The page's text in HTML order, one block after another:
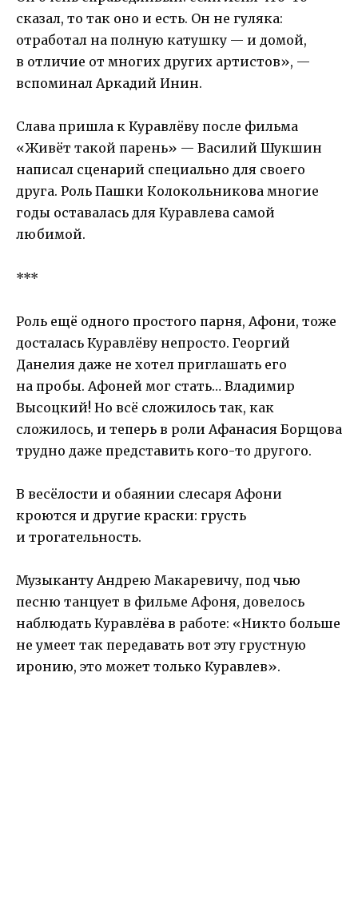
сказал, то так оно и есть. Он не гуляка:
отработал на полную катушку — и домой,
в отличие от многих других артистов», —
вспоминал Аркадий Инин.
Слава пришла к Куравлёву после фильма
«Живёт такой парень» — Василий Шукшин
написал сценарий специально для своего
друга. Роль Пашки Колокольникова многие
годы оставалась для Куравлева самой
любимой.
***
Роль ещё одного простого парня, Афони, тоже
досталась Куравлёву непросто. Георгий
Данелия даже не хотел приглашать его
на пробы. Афоней мог стать… Владимир
Высоцкий! Но всё сложилось так, как
сложилось, и теперь в роли Афанасия Борщова
трудно даже представить кого-то другого.
В весёлости и обаянии слесаря Афони
кроются и другие краски: грусть
и трогательность.
Музыканту Андрею Макаревичу, под чью
песню танцует в фильме Афоня, довелось
наблюдать Куравлёва в работе: «Никто больше
не умеет так передавать вот эту грустную
иронию, это может только Куравлев».